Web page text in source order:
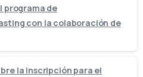
programa de
con la colaboración de
la inscripción para el